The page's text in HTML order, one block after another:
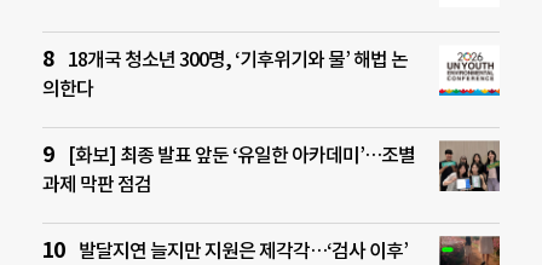
18개국 청소년 300명, ‘기후위기와 물’ 해법 논
의한다
[화보] 최종 발표 앞둔 ‘유일한 아카데미’…조별
과제 막판 점검
발달지연 늘지만 지원은 제각각…‘검사 이후’